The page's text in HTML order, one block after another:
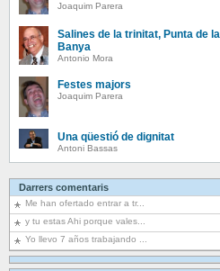
Joaquim Parera
Salines de la trinitat, Punta de la
Banya
Antonio Mora
Festes majors
Joaquim Parera
Una qüestió de dignitat
Antoni Bassas
Darrers comentaris
Me han ofertado entrar a tr...
y tu estas Ahi porque vales...
Yo llevo 7 años trabajando ...